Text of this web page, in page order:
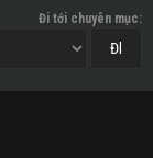
Đi tới chuyên mục: